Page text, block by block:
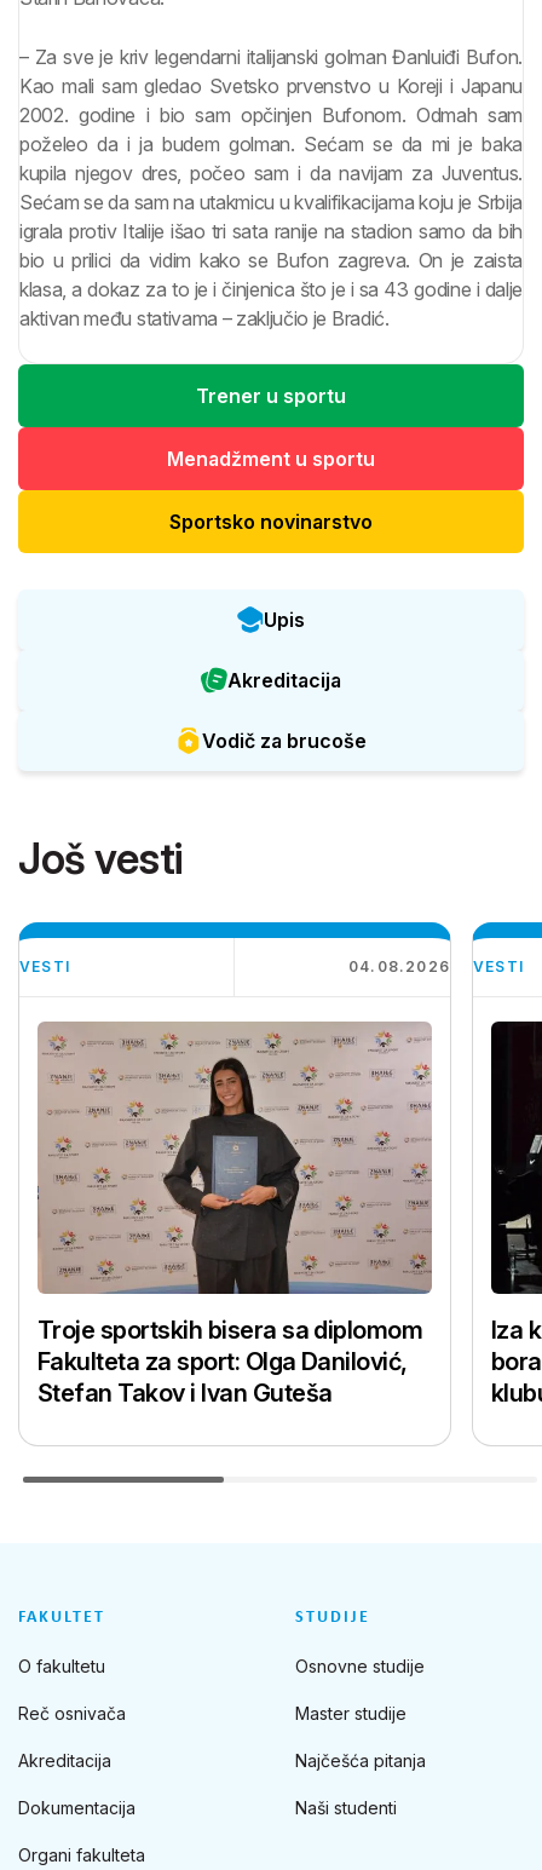
– Za sve je kriv legendarni italijanski golman Đanluiđi Bufon.
Kao mali sam gledao Svetsko prvenstvo u Koreji i Japanu
2002. godine i bio sam opčinjen Bufonom. Odmah sam
poželeo da i ja budem golman. Sećam se da mi je baka
kupila njegov dres, počeo sam i da navijam za Juventus.
Sećam se da sam na utakmicu u kvalifikacijama koju je Srbija
igrala protiv Italije išao tri sata ranije na stadion samo da bih
bio u prilici da vidim kako se Bufon zagreva. On je zaista
klasa, a dokaz za to je i činjenica što je i sa 43 godine i dalje
aktivan među stativama – zaključio je Bradić.
Trener u sportu
Menadžment u sportu
Sportsko novinarstvo
Upis
Akreditacija
Vodič za brucoše
Još vesti
VESTI 04.08.2026
Troje sportskih bisera sa diplomom
Fakulteta za sport: Olga Danilović,
Stefan Takov i Ivan Guteša
VESTI
Iza
FAKULTET
O fakultetu
Reč osnivača
Akreditacija
Dokumentacija
Organi fakulteta
STUDIJE
Osnovne studije
Master studije
Najčešća pitanja
Naši studenti